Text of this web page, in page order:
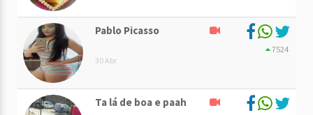
Pablo Picasso
30 Abr
7524
Ta lá de boa e paah